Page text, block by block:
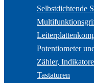
Selbstdichtende
Potentiometer
Zähler,
Tastaturen